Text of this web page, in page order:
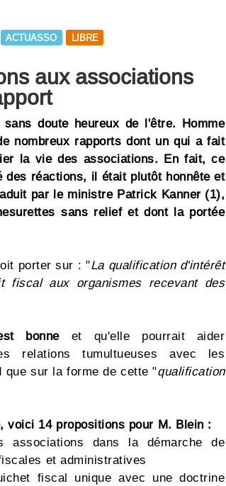
ACTUASSO LIBRE
aux associations
doute heureux de l'être. Homme
nombreux rapports dont un qui a fait
la vie des associations. En fait, ce
des réactions, il était plutôt honnête et
par le ministre Patrick Kanner (1),
sans relief et dont la portée
porter sur : "La qualification d'intérêt
fiscal aux organismes recevant des
bonneet qu'elle pourrait aider
relations tumultueuses avec les
sur la forme de cette "qualification
voici 14 propositions pour M. Blein :
dans la démarche de
et administratives
fiscal unique avec une doctrine